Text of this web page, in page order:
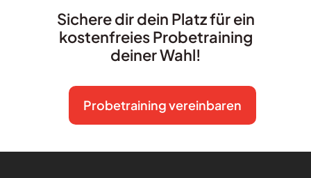
Sichere dir dein Platz für ein
kostenfreies Probetraining
deiner Wahl!
Probetraining vereinbaren